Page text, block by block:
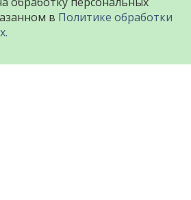
в Политике обработки